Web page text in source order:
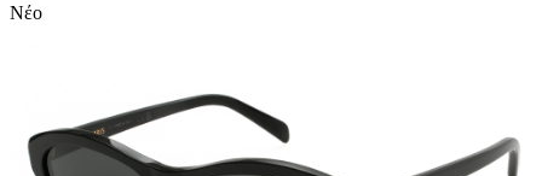
Νέο